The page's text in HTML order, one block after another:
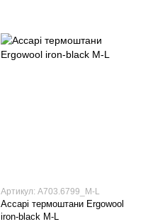
Артикул: A703.6799_M-L
Accapi термоштани Ergowool
iron-black M-L